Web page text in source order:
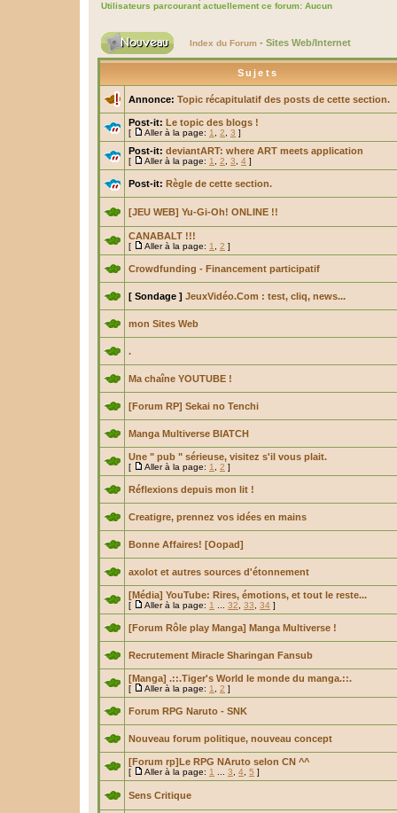
Utilisateurs parcourant actuellement ce forum: Aucun
Index du Forum - Sites Web/Internet
Sujets
Annonce: Topic récapitulatif des posts de cette section.
Post-it: Le topic des blogs !
[ Aller à la page: 1 2 3 ]
Post-it: deviantART: where ART meets application
[ Aller à la page: 1 2 3 4 ]
Post-it: Règle de cette section.
[JEU WEB] Yu-Gi-Oh! ONLINE !!
CANABALT !!!
[ Aller à la page: 1 2 ]
Crowdfunding - Financement participatif
[ Sondage ] JeuxVidéo.Com : test, cliq, news...
mon Sites Web
.
Ma chaîne YOUTUBE !
[Forum RP] Sekai no Tenchi
Manga Multiverse BIATCH
Une " pub " sérieuse, visitez s'il vous plait.
[ Aller à la page: 1 2 ]
Réflexions depuis mon lit !
Creatigre, prennez vos idées en mains
Bonne Affaires! [Oopad]
axolot et autres sources d'étonnement
[Média] YouTube: Rires, émotions, et tout le reste...
[ Aller à la page: 1 32 33 34 ]
[Forum Rôle play Manga] Manga Multiverse !
Recrutement Miracle Sharingan Fansub
[Manga] .::.Tiger's World le monde du manga.::.
[ Aller à la page: 1 2 ]
Forum RPG Naruto - SNK
Nouveau forum politique, nouveau concept
[Forum rp]Le RPG NAruto selon CN ^^
[ Aller à la page: 1 3 4 5 ]
Sens Critique